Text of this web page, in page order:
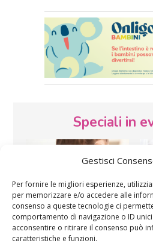
Gestisci
Per fornire le migliori esperienze,
per memorizzare e/o accedere alle
consenso a queste tecnologie ci
comportamento di navigazione o ID
acconsentire o ritirare il consenso può
caratteristiche e funzioni.
Speciali in
Vaccini